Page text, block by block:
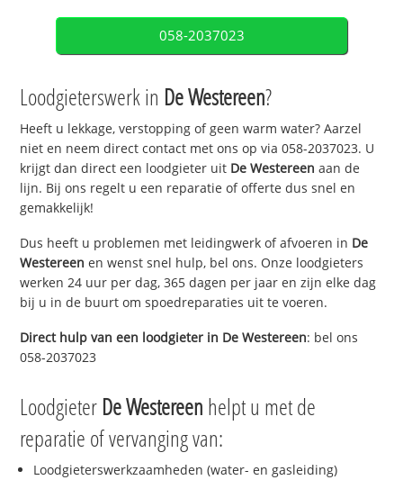
058-2037023
Loodgieterswerk in De Westereen?
Heeft u lekkage, verstopping of geen warm water? Aarzel
niet en neem direct contact met ons op via 058-2037023. U
krijgt dan direct een loodgieter uit De Westereen aan de
lijn. Bij ons regelt u een reparatie of offerte dus snel en
gemakkelijk!
Dus heeft u problemen met leidingwerk of afvoeren in De
Westereen en wenst snel hulp, bel ons. Onze loodgieters
werken 24 uur per dag, 365 dagen per jaar en zijn elke dag
bij u in de buurt om spoedreparaties uit te voeren.
Direct hulp van een loodgieter in De Westereen: bel ons
058-2037023
Loodgieter De Westereen helpt u met de
reparatie of vervanging van:
Loodgieterswerkzaamheden (water- en gasleiding)